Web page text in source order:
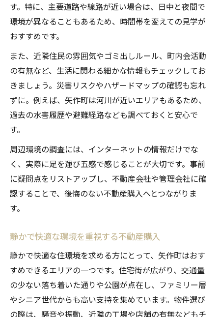
す。特に、主要道路や線路が近い場合は、日中と夜間で
環境が異なることもあるため、時間帯を変えての見学が
おすすめです。
また、近隣住民の雰囲気やゴミ出しルール、町内会活動
の有無など、生活に関わる細かな情報もチェックしてお
きましょう。災害リスクやハザードマップの確認も忘れ
ずに。例えば、矢作町は河川が近いエリアもあるため、
過去の水害履歴や避難経路なども調べておくと安心で
す。
周辺環境の調査には、インターネットの情報だけでな
く、実際に足を運び五感で感じることが大切です。事前
に疑問点をリストアップし、不動産会社や管理会社に確
認することで、後悔のない不動産購入へとつながりま
す。
静かで快適な環境を重視する不動産購入
静かで快適な住環境を求める方にとって、矢作町はおす
すめできるエリアの一つです。住宅街が広がり、交通量
の少ない落ち着いた通りや公園が点在し、ファミリー層
やシニア世代からも高い支持を集めています。物件選び
の際は、騒音や振動、近隣の工場や店舗の有無などもチ